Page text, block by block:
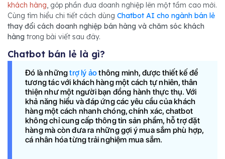
khách hàng, góp phần đưa doanh nghiệp lên một tầm cao mới.
Cùng tìm hiểu chi tiết cách dùng Chatbot AI cho ngành bán lẻ
thay đổi cách doanh nghiệp bán hàng và chăm sóc khách
hàng trong bài viết sau đây.
Chatbot bán lẻ là gì?
Đó là nhữngtrợ lý ảothông minh, được thiết kế để
tương tác với khách hàng một cách tự nhiên, thân
thiện như một người bạn đồng hành thực thụ. Với
khả năng hiểu và đáp ứng các yêu cầu của khách
hàng một cách nhanh chóng, chính xác, chatbot
không chỉ cung cấp thông tin sản phẩm, hỗ trợ đặt
hàng mà còn đưa ra những gợi ý mua sắm phù hợp,
cá nhân hóa từng trải nghiệm mua sắm.